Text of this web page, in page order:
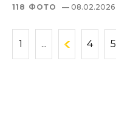
118 ФОТО — 08.02.2026
1 ... 4 5